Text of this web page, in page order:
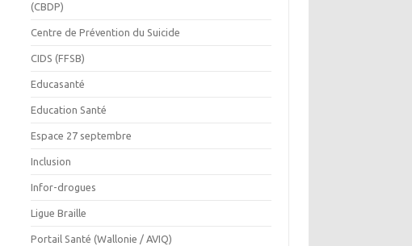
(CBDP)
Centre de Prévention du Suicide
CIDS (FFSB)
Educasanté
Education Santé
Espace 27 septembre
Inclusion
Infor-drogues
Ligue Braille
Portail Santé (Wallonie / AVIQ)